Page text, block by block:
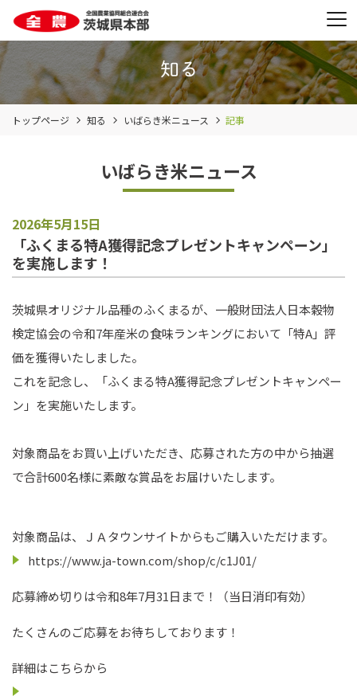
トップページ 知る いばらき米ニュース 記事
いばらき米ニュース
2026年5月15日
「ふくまる特A獲得記念プレゼントキャンペーン」
を実施します！
茨城県オリジナル品種のふくまるが、一般財団法人日本穀物
検定協会の令和7年産米の食味ランキングにおいて「特A」評
価を獲得いたしました。
これを記念し、「ふくまる特A獲得記念プレゼントキャンペー
ン」を実施いたします。
対象商品をお買い上げいただき、応募された方の中から抽選
で合計600名様に素敵な賞品をお届けいたします。
対象商品は、ＪＡタウンサイトからもご購入いただけます。
https://www.ja-town.com/shop/c/c1J01/
応募締め切りは令和8年7月31日まで！（当日消印有効）
たくさんのご応募をお待ちしております！
詳細はこちらから